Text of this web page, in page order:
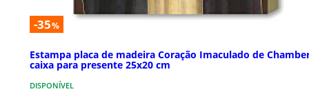
-35%
Estampa placa de madeira Coração Imaculado de
caixa para presente 25x20 cm
DISPONÍVEL